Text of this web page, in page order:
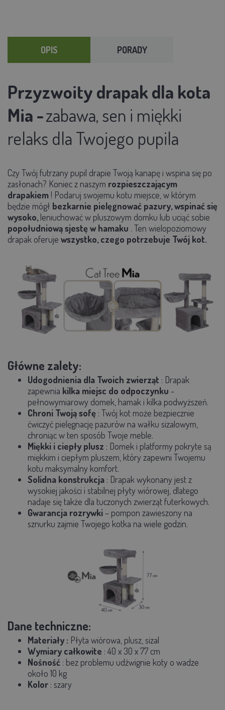
OPIS PORADY
Przyzwoity drapak dla kota
Mia -zabawa, sen i miękki
relaks dla Twojego pupila
Czy Twój futrzany pupil drapie Twoją kanapę i wspina się po
zasłonach? Koniecz naszym rozpieszczającym
drapakiem ! Podaruj swojemu kotu miejsce, w którym
będzie mógł bezkarnie pielęgnować pazury, wspinać się
wysoko, leniuchować w pluszowym domku lub uciąć sobie
popołudniową sjestę w hamaku . Ten wielopoziomowy
drapak oferuje wszystko, czego potrzebuje Twój kot.
Główne zalety:
Udogodnienia dla Twoich zwierząt : Drapak
zapewnia kilka miejsc do odpoczynku -
pełnowymiarowy domek, hamak i kilka podwyższeń.
Chroni Twoją sofę : Twój kot może bezpiecznie
ćwiczyć pielęgnację pazurów na wałku sizalowym,
chroniąc w ten sposób Twoje meble.
Miękki i ciepły plusz : Domek i platformy pokryte są
miękkim i ciepłym pluszem, który zapewni Twojemu
kotu maksymalny komfort.
Solidna konstrukcja : Drapak wykonany jest z
wysokiej jakości i stabilnej płyty wiórowej, dlatego
nadaje się także dla tuczonych zwierząt futerkowych.
Gwarancja rozrywki – pompon zawieszony na
sznurku zajmie Twojego kotka na wiele godzin.
Dane techniczne:
Materiały : Płyta wiórowa, plusz, sizal
Wymiary całkowite : 40 x 30 x 77 cm
Nośność : bez problemu udźwignie koty o wadze
około 10 kg
Kolor : szary